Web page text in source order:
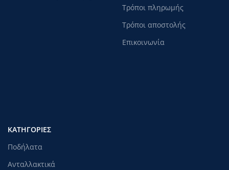
Τρόποι πληρωμής
Τρόποι αποστολής
Επικοινωνία
ΚΑΤΗΓΟΡΊΕΣ
Ποδήλατα
Ανταλλακτικά